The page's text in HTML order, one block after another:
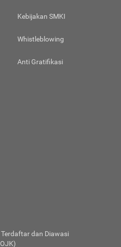
Kebijakan SMKI
Whistleblowing
Anti Gratifikasi
Terdaftar dan Diawasi